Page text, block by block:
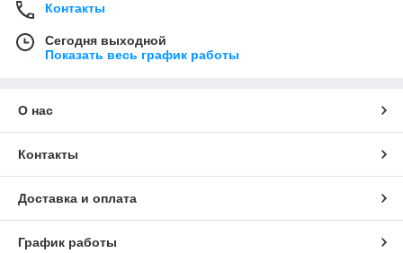
Контакты
Сегодня выходной
Показать весь график работы
О нас
Контакты
Доставка и оплата
График работы